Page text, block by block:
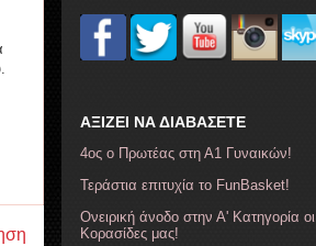
ΑΞΙΖΕΙ ΝΑ ΔΙΑΒΑΣΕΤΕ
4ος ο Πρωτέας στη Α1 Γυναικών!
Τεράστια επιτυχία το FunBasket!
Ονειρική άνοδο στην Α' Κατηγορία οι
Κορασίδες μας!